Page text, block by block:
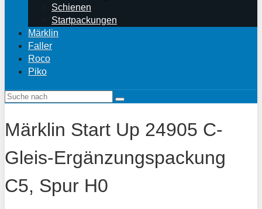
Schienen
Startpackungen
Märklin
Faller
Roco
Piko
Märklin Start Up 24905 C-
Gleis-Ergänzungspackung
C5, Spur H0